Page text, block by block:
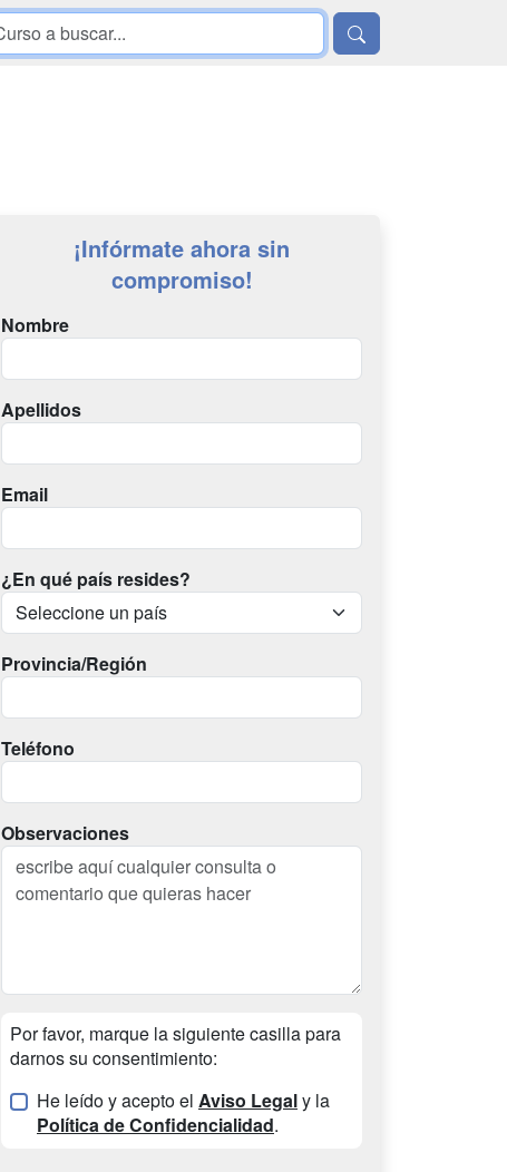
¡Infórmate ahora sin
compromiso!
Nombre
Apellidos
Email
¿En qué país resides?
Provincia/Región
Teléfono
Observaciones
Por favor, marque la siguiente casilla para
darnos su consentimiento:
He leído y acepto el Aviso Legaly la
Política de Confidencialidad.